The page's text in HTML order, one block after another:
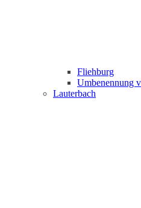
Fliehburg
Umbenennung
Lauterbach